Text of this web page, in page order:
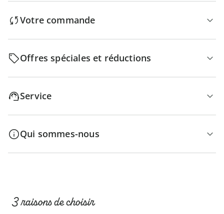
Votre commande
Offres spéciales et réductions
Service
Qui sommes-nous
3 raisons de choisir